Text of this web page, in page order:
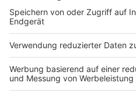
Bauprojekt-Quiz
Häuser-Suche
Hausanbieter-Suche
Bauprojekt-Profil